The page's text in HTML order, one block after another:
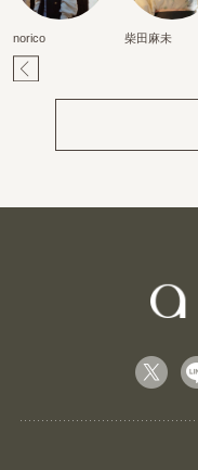
norico 柴田麻未